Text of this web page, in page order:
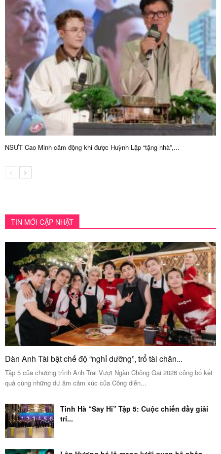
NSƯT Cao Minh cảm động khi được Huỳnh Lập “tặng nhà”,...
TIN MỚI CẬP NHẬT
Dàn Anh Tài bật chế độ “nghỉ dưỡng”, trổ tài chăn...
Tập 5 của chương trình Anh Trai Vượt Ngàn Chông Gai 2026 công bố kết
quả cùng những dư âm cảm xúc của Công diễn...
Tinh Hà “Say Hi” Tập 5: Cuộc chiến đầy giải
trí...